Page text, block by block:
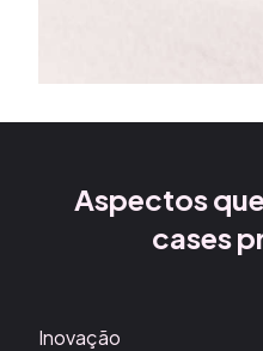
Aspectos
cases
Inovação